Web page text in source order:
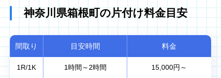
神奈川県箱根町の片付け料金目安
間取り 目安時間 料金
1R/1K 1時間～2時間 15,000円～